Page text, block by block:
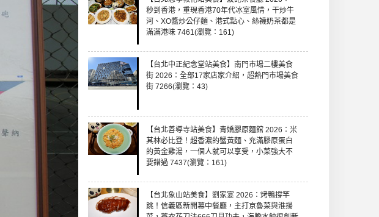
秒到香港，重現香港70年代冰室風情，干炒牛
河、XO醬炒公仔麵、港式點心、絲襪奶茶都是
滿滿港味 7461(瀏覽：161)
【台北中正紀念堂站美食】南門市場二樓美食
街 2026：全部17家店家介紹，超熱門市場美食
街 7266(瀏覽：43)
【台北善導寺站美食】青嬌膠原麵館 2026：米
其林必比登！超香濃的蟹黃麵、充滿膠原蛋白
的黃金雞湯，一個人就可以享受，小菜強大不
要錯過 7437(瀏覽：161)
【台北象山站美食】劉家宴 2026：烤鴨撐竿
跳！信義區新開幕中餐廳，主打京魯菜與淮揚